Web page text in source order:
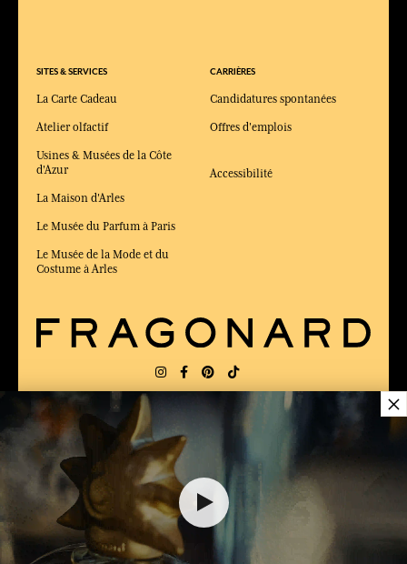
SITES & SERVICES
La Carte Cadeau
Atelier olfactif
Usines & Musées de la Côte
d'Azur
La Maison d'Arles
Le Musée du Parfum à Paris
Le Musée de la Mode et du
Costume à Arles
CARRIÈRES
Candidatures spontanées
Offres d'emplois
Accessibilité
LIVRAISON:
ÉLU MEILLEUR SITE DE COMMERCE
×